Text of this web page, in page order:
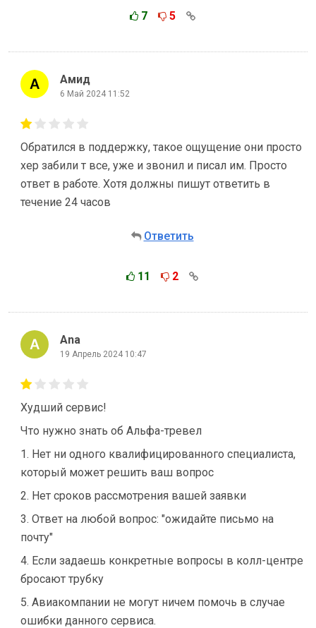
7 5
Амид
6 Май 2024 11:52
Обратился в поддержку, такое ощущение они просто
хер забили т все, уже и звонил и писал им. Просто
ответ в работе. Хотя должны пишут ответить в
течение 24 часов
Ответить
11 2
Ana
19 Апрель 2024 10:47
Худший сервис!
Что нужно знать об Альфа-тревел
1. Нет ни одного квалифицированного специалиста,
который может решить ваш вопрос
2. Нет сроков рассмотрения вашей заявки
3. Ответ на любой вопрос: "ожидайте письмо на
почту"
4. Если задаешь конкретные вопросы в колл-центре
бросают трубку
5. Авиакомпании не могут ничем помочь в случае
ошибки данного сервиса.